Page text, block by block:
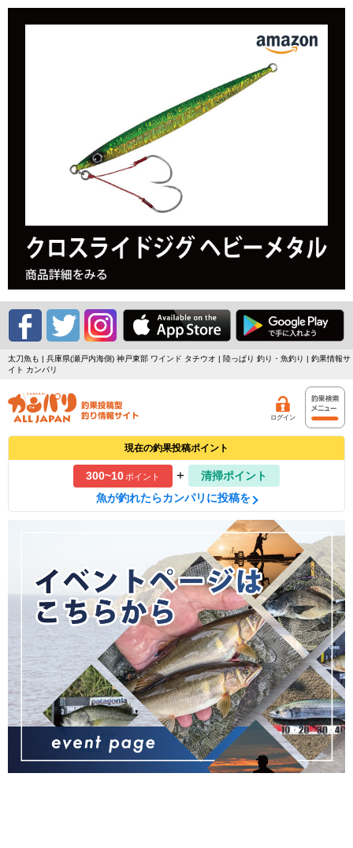
太刀魚も | 兵庫県(瀬戸内海側) 神戸東部 ワインド タチウオ | 陸っぱり 釣り・魚釣り | 釣果情報サ
イト カンパリ
ログイン
現在の釣果投稿ポイント
300~10ポイント +
清掃ポイント
魚が釣れたらカンパリに投稿を